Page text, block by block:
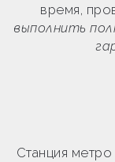
время,
выполнить
Станция